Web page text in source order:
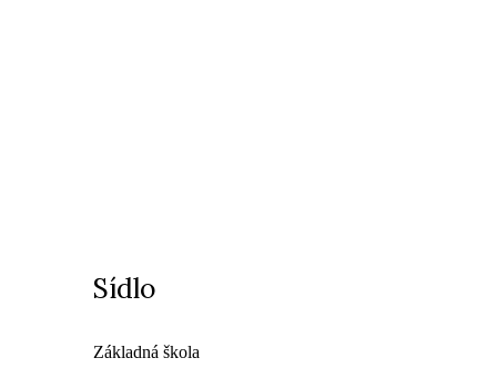
Sídlo
Základná škola